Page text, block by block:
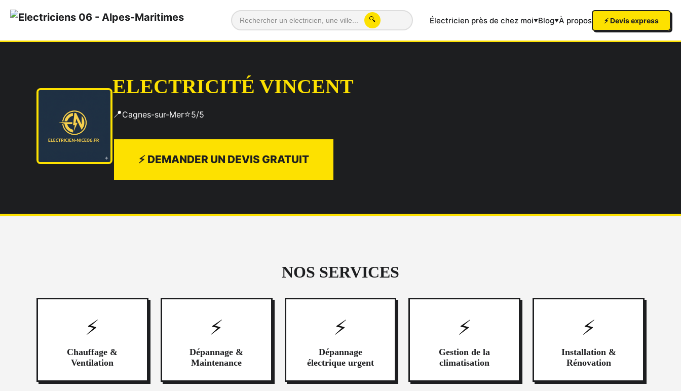
🔍 Électricien près de chez moi Blog À propos ⚡ Devis express
ELECTRICITÉ VINCENT
📍Cagnes-sur-Mer⭐5/5
⚡ DEMANDER UN DEVIS GRATUIT
NOS SERVICES
⚡
Chauffage &
Ventilation
⚡
Dépannage &
Maintenance
⚡
Dépannage
électrique urgent
⚡
Gestion de la
climatisation
⚡
Installation &
Rénovation